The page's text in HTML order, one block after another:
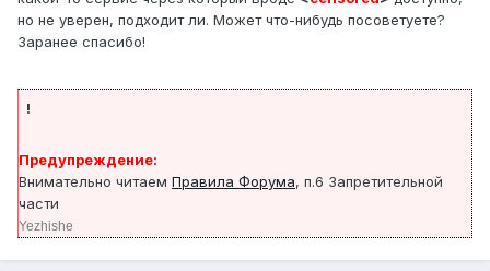
но не уверен, подходит ли. Может что-нибудь посоветуете?
Заранее спасибо!
!
Предупреждение:
Внимательно читаем Правила Форума, п.6 Запретительной
части
Yezhishe